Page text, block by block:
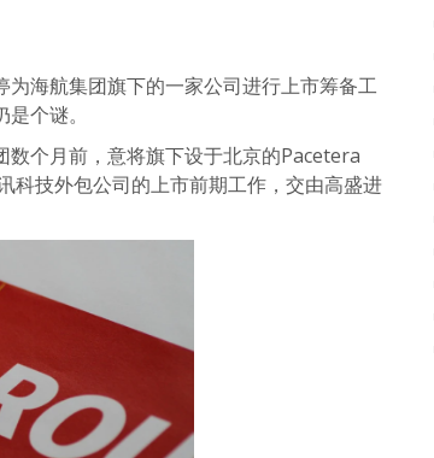
海航集团旗下的一家公司进行上市筹备工
个谜。
个月前，意将旗下设于北京的Pacetera
技外包公司的上市前期工作，交由高盛进